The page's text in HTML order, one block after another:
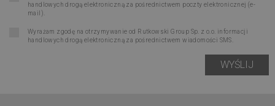
handlowych drogą elektroniczną za pośrednictwem poczty elektronicznej (e-
mail).
Wyrażam zgodę na otrzymywanie od Rutkowski Group Sp. z o.o. informacji
handlowych drogą elektroniczną za pośrednictwem wiadomości SMS.